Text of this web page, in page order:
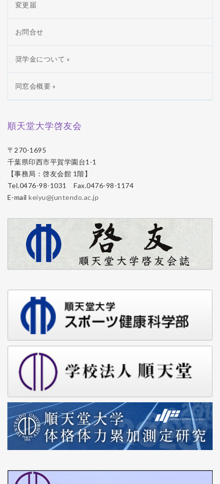
変更届
お問合せ
奨学金について »
同窓会概要 »
順天堂大学啓友会
〒270-1695
千葉県印西市平賀学園台1-1
【事務局：啓友会館 1階】
Tel.0476-98-1031 Fax.0476-98-1174
E-mailkeiyu@juntendo.ac.jp